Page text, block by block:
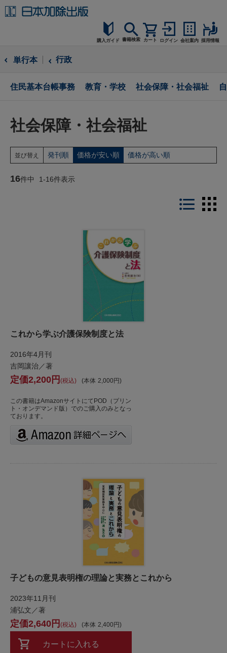
購入ガイド
購入ガイド
読者サポート
書籍検索 カート ログイン 会社案内 採用情報
単行本 行政
住民基本台帳事務 教育・学校 社会保障・社会福祉
社会保障・社会福祉
並び替え 発刊順 価格が安い順 価格が高い順
16件中 1-16件表示
LIST
これから学ぶ介護保険制度と法
2016年4月刊
吉岡讓治／著
本体 2,000
2,200 税込
この書籍はAmazonサイトにてPOD（プリン
ト・オンデマンド版）でのご購入のみとなっ
ております。
子どもの意見表明権の理論と実務とこれから
2023年11月刊
浦弘文／著
本体 2,400
2,640 税込
カートに入れる